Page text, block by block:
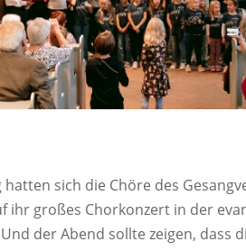
hatten sich die Chöre des
ihr großes Chorkonzert in der
der Abend sollte zeigen, dass